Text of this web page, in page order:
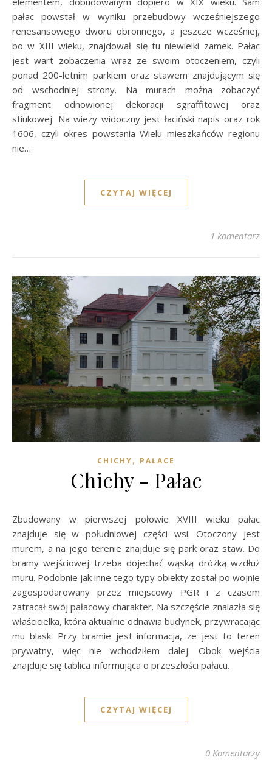
pałac powstał w wyniku przebudowy wcześniejszego
renesansowego dworu obronnego, a jeszcze wcześniej,
bo w XIII wieku, znajdował się tu niewielki zamek. Pałac
jest wart zobaczenia wraz ze swoim otoczeniem, czyli
ponad 200-letnim parkiem oraz stawem znajdującym się
od wschodniej strony. Na murach można zobaczyć
fragment odnowionej dekoracji sgraffitowej oraz
stiukowej. Na wieży widoczny jest łaciński napis oraz rok
1606, czyli okres powstania Wielu mieszkańców regionu
nie…
CZYTAJ WIĘCEJ
1 komentarz
CHICHY, PAŁACE
Chichy - Pałac
Zbudowany w pierwszej połowie XVIII wieku pałac
znajduje się w południowej części wsi. Otoczony jest
murem, a na jego terenie znajduje się park oraz staw. Do
bramy wejściowej trzeba dojechać wąską dróżką wzdłuż
muru. Podobnie jak inne tego typy obiekty został po wojnie
zagospodarowany przez miejscowy PGR i z czasem
zatracał swój pałacowy charakter. Na szczęście znalazła się
właścicielka, która aktualnie odnawia budynek, przywracając
mu blask. Przy bramie jest informacja, że jest to teren
prywatny, więc nie wchodziłem dalej. Obok wejścia
znajduje się tablica informująca o przeszłości pałacu.
CZYTAJ WIĘCEJ
0 Komentarzy